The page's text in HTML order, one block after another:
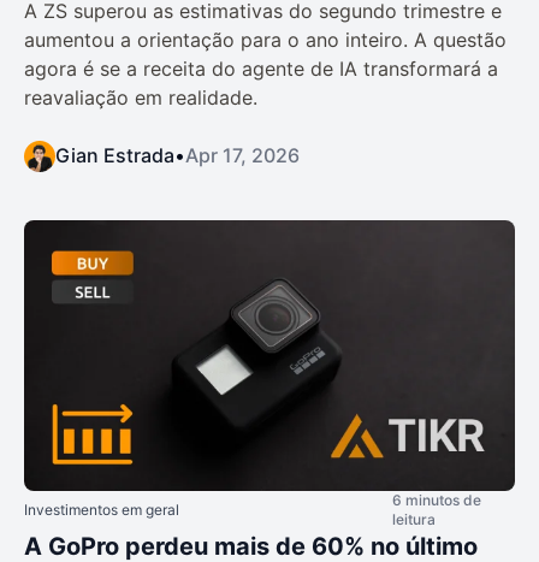
A ZS superou as estimativas do segundo trimestre e
aumentou a orientação para o ano inteiro. A questão
agora é se a receita do agente de IA transformará a
reavaliação em realidade.
Gian Estrada•Apr 17, 2026
Investimentos em geral
6 minutos de
leitura
A GoPro perdeu mais de 60% no último